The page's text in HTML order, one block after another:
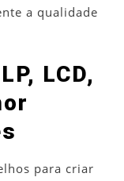
a qualidade
LCD,
para criar